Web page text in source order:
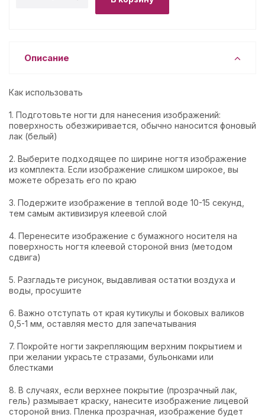
Описание
Как использовать
1. Подготовьте ногти для нанесения изображений:
поверхность обезжиривается, обычно наносится фоновый
лак (белый)
2. Выберите подходящее по ширине ногтя изображение
из комплекта. Если изображение слишком широкое, вы
можете обрезать его по краю
3. Подержите изображение в теплой воде 10-15 секунд,
тем самым активизируя клеевой слой
4. Перенесите изображение с бумажного носителя на
поверхность ногтя клеевой стороной вниз (методом
сдвига)
5. Разгладьте рисунок, выдавливая остатки воздуха и
воды, просушите
6. Важно отступать от края кутикулы и боковых валиков
0,5-1 мм, оставляя место для запечатывания
7. Покройте ногти закрепляющим верхним покрытием и
при желании украсьте стразами, бульонками или
блестками
8. В случаях, если верхнее покрытие (прозрачный лак,
гель) размывает краску, нанесите изображение лицевой
стороной вниз. Пленка прозрачная, изображение будет